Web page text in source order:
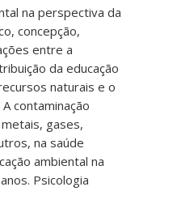
na perspectiva da
concepção,
entre a
da educação
naturais e o
contaminação
gases,
na saúde
ambiental na
Psicologia